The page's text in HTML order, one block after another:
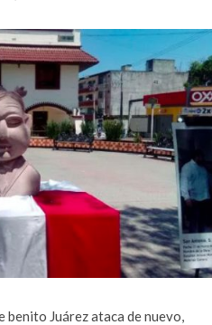
benito Juárez ataca de nuevo,